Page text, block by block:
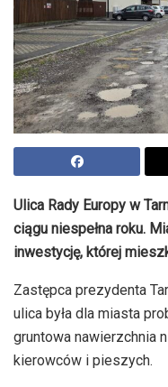
Ulica Rady Europy w
ciągu niespełna roku.
inwestycję, której
Zastępca prezydenta
ulica była dla miasta
gruntowa nawierzchnia
kierowców i pieszych.